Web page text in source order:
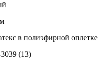
в полиэфирной оплетке
(13)